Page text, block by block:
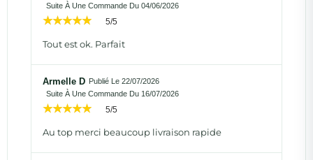
Suite À Une Commande Du 04/06/2026
5/5
Tout est ok. Parfait
Armelle D Publié Le 22/07/2026
Suite À Une Commande Du 16/07/2026
5/5
Au top merci beaucoup livraison rapide